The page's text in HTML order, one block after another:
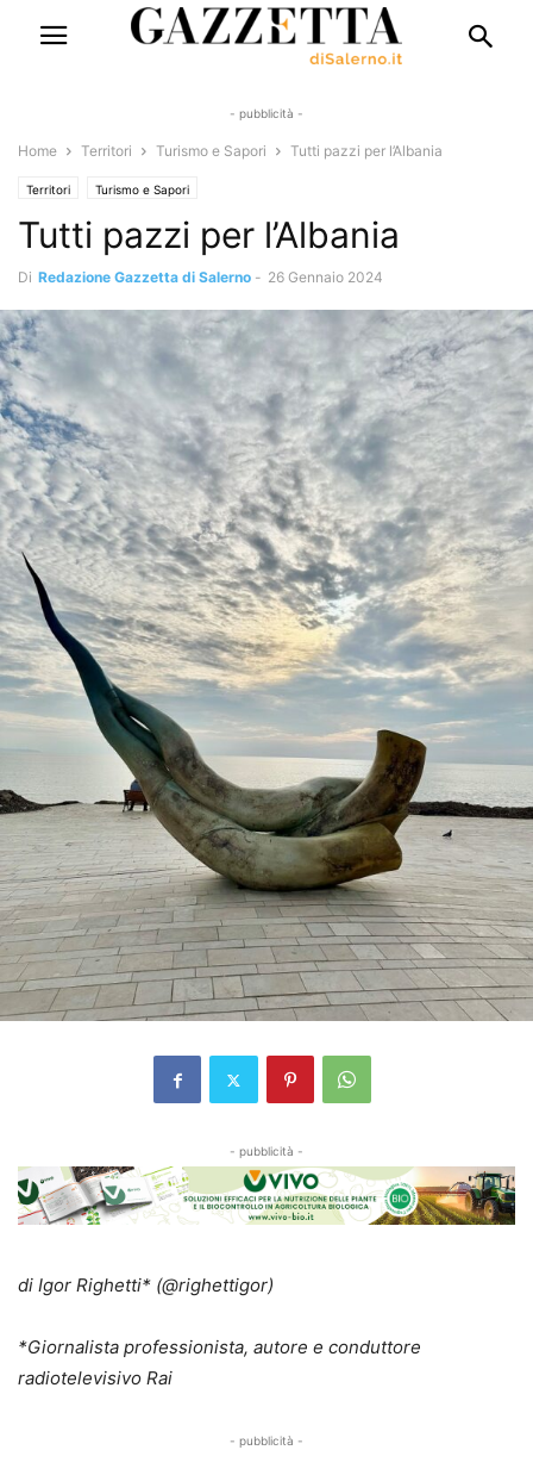
- pubblicità -
Home Territori Turismo e Sapori Tutti pazzi per l’Albania
Territori Turismo e Sapori
Tutti pazzi per l’Albania
Di Redazione Gazzetta di Salerno - 26 Gennaio 2024
- pubblicità -
di Igor Righetti* (@righettigor)
*Giornalista professionista, autore e conduttore
radiotelevisivo Rai
- pubblicità -